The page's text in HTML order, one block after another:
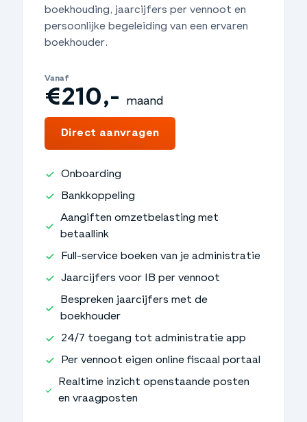
boekhouding, jaarcijfers per vennoot en
persoonlijke begeleiding van een ervaren
boekhouder.
Vanaf
€210,- maand
€2.520,-jaar
Direct aanvragen
Onboarding
Bankkoppeling
Aangiften omzetbelasting met
betaallink
Full-service boeken van je administratie
Jaarcijfers voor IB per vennoot
Bespreken jaarcijfers met de
boekhouder
24/7 toegang tot administratie app
Per vennoot eigen online fiscaal portaal
Realtime inzicht openstaande posten
en vraagposten